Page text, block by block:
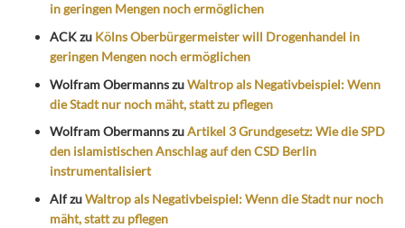
in geringen Mengen noch ermöglichen
ACKzu Kölns Oberbürgermeister will Drogenhandel in
geringen Mengen noch ermöglichen
Wolfram ObermannszuWaltrop als Negativbeispiel: Wenn
die Stadt nur noch mäht, statt zu pflegen
Wolfram ObermannszuArtikel 3 Grundgesetz: Wie die SPD
den islamistischen Anschlag auf den CSD Berlin
instrumentalisiert
AlfzuWaltrop als Negativbeispiel: Wenn die Stadt nur noch
mäht, statt zu pflegen